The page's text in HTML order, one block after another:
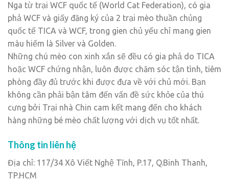
Nga từ trại WCF quốc tế (World Cat Federation), có gia
phả WCF và giấy đăng ký của 2 trại mèo thuần chủng
quốc tế TICA và WCF, trong gien chủ yếu chỉ mang gien
màu hiếm là Silver và Golden.
Những chú mèo con xinh xắn sẽ đều có gia phả do TICA
hoặc WCF chứng nhận, luôn được chăm sóc tận tình, tiêm
phòng đầy đủ trước khi được đưa về với chủ mới. Bạn
không cần phải bận tâm đến vấn đề sức khỏe của thú
cưng bởi Trại nhà Chin cam kết mang đến cho khách
hàng những bé mèo chất lượng với dịch vụ tốt nhất.
Thông tin liên hệ
Địa chỉ: 117/34 Xô Viết Nghệ Tĩnh, P.17, Q.Binh Thanh,
TP.HCM